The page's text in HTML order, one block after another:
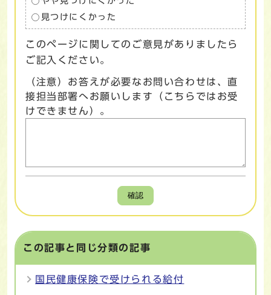
見つけにくかった
このページに関してのご意見がありましたら
ご記入ください。
（注意）お答えが必要なお問い合わせは、直
接担当部署へお願いします（こちらではお受
けできません）。
確認
この記事と同じ分類の記事
国民健康保険で受けられる給付